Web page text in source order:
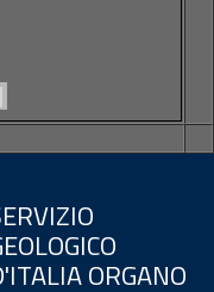
ORGANO